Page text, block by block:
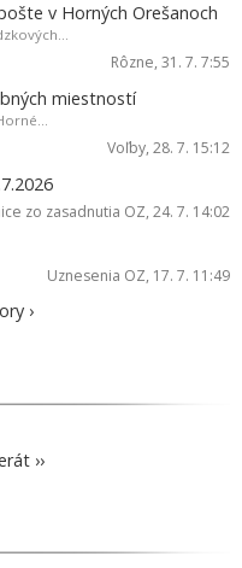
v Horných Orešanoch
Rôzne, 31. 7. 7:55
miestností
Voľby, 28. 7. 15:12
zo zasadnutia OZ, 24. 7. 14:02
Uznesenia OZ, 17. 7. 11:49
›
››